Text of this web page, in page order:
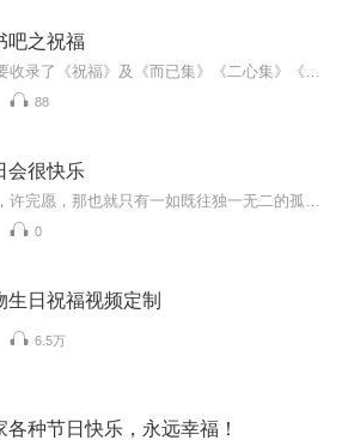
吧之祝福
88
会很快乐
0
生日祝福视频定制
6.5万
各种节日快乐，永远幸福！